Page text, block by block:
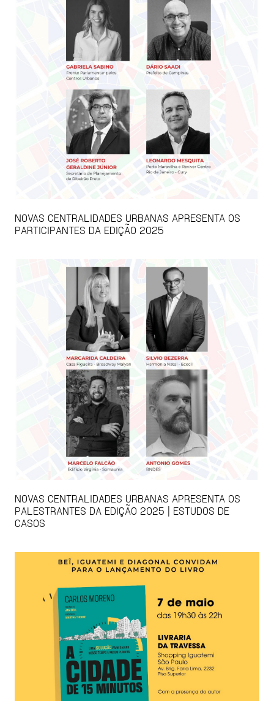
NOVAS CENTRALIDADES URBANAS APRESENTA OS
PARTICIPANTES DA EDIÇÃO 2025
NOVAS CENTRALIDADES URBANAS APRESENTA OS
PALESTRANTES DA EDIÇÃO 2025 | ESTUDOS DE
CASOS